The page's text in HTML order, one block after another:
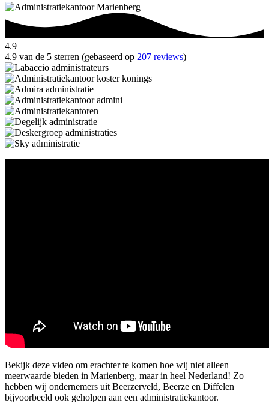
4.9
4.9 van de 5 sterren (gebaseerd op 207 reviews)
Bekijk deze video om erachter te komen hoe wij niet alleen
meerwaarde bieden in Marienberg, maar in heel Nederland! Zo
hebben wij ondernemers uit Beerzerveld, Beerze en Diffelen
bijvoorbeeld ook geholpen aan een administratiekantoor.